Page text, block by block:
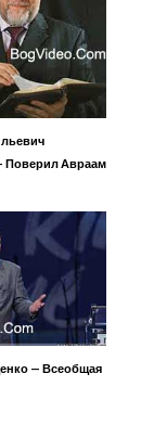
Поверил Авраам
— Всеобщая